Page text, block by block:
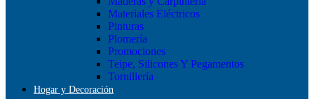
Materiales Eléctricos
Pinturas
Plomería
Promociones
Teipe, Silicones Y Pegamentos
Tornillería
Hogar y Decoración